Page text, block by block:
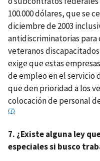
100.000 dólares, que se
diciembre de 2003
antidiscriminatorias para
veteranos discapacitados
exige que estas
de empleo en el servicio
que den prioridad a los
colocación de personal
(7)
7. ¿Existe alguna ley
especiales si busco